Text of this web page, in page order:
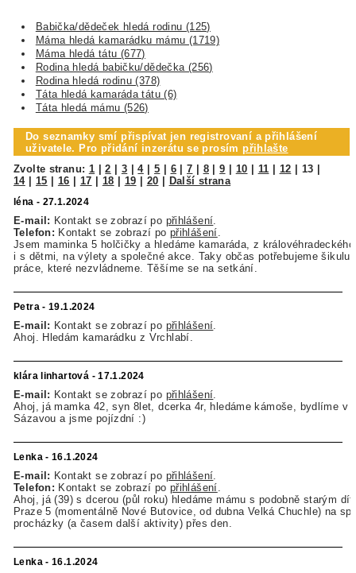
Babička/dědeček hledá rodinu (125)
Máma hledá kamarádku mámu (1719)
Máma hledá tátu (677)
Rodina hledá babičku/dědečka (256)
Rodina hledá rodinu (378)
Táta hledá kamaráda tátu (6)
Táta hledá mámu (526)
Do seznamky smí přispívat jen registrovaní a přihlášení
uživatele. Pro přidání inzerátu se prosímpřihlašte
Zvolte stranu: 1 |2 3 |4| 5 6|7 8|9 10 11 12 13
14| 15 16 17 18 19 20 Další strana
léna - 27.1.2024
E-mail: Kontakt se zobrazí po přihlášení
Telefon: Kontakt se zobrazí po přihlášení
Jsem maminka 5 holčičky a hledáme kamaráda, z
i s dětmi, na výlety a společné akce. Taky občas potřebujeme šikulu
práce, které nezvládneme. Těšíme se na setkání.
Petra - 19.1.2024
E-mail: Kontakt se zobrazí po přihlášení
Ahoj. Hledám kamarádku z Vrchlabí.
klára linhartová - 17.1.2024
E-mail: Kontakt se zobrazí po přihlášení
Ahoj, já mamka 42, syn 8let, dcerka 4r, hledáme kámoše, bydlíme v
Sázavou a jsme pojízdní :)
Lenka - 16.1.2024
E-mail: Kontakt se zobrazí po přihlášení
Telefon: Kontakt se zobrazí po přihlášení
Ahoj, já (39) s dcerou (půl roku) hledáme mámu s podobně starým
Praze 5 (momentálně Nové Butovice, od dubna Velká Chuchle) na
procházky (a časem další aktivity) přes den.
Lenka - 16.1.2024